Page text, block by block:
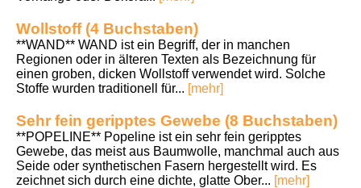
Wollstoff (4 Buchstaben)
**WAND** WAND ist ein Begriff, der in manchen
Regionen oder in älteren Texten als Bezeichnung für
einen groben, dicken Wollstoff verwendet wird. Solche
Stoffe wurden traditionell für... [mehr]
Sehr fein geripptes Gewebe (8 Buchstaben)
**POPELINE** Popeline ist ein sehr fein geripptes
Gewebe, das meist aus Baumwolle, manchmal auch aus
Seide oder synthetischen Fasern hergestellt wird. Es
zeichnet sich durch eine dichte, glatte Ober... [mehr]